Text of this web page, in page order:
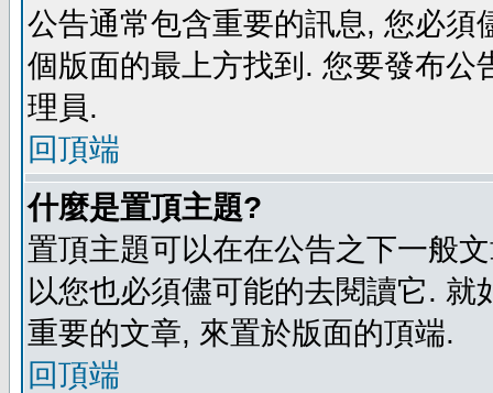
公告通常包含重要的訊息, 您必
個版面的最上方找到. 您要發布
理員.
回頂端
什麼是置頂主題?
置頂主題可以在在公告之下一般
以您也必須儘可能的去閱讀它.
重要的文章, 來置於版面的頂端.
回頂端